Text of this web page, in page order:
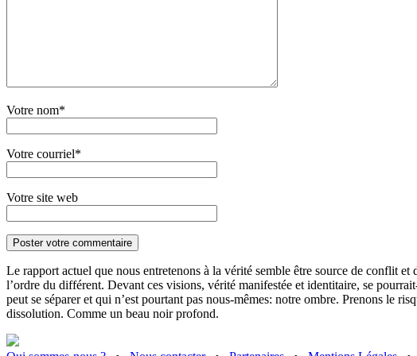
Votre nom*
Votre courriel*
Votre site web
Le rapport actuel que nous entretenons à la vérité semble être source de conflit
l’ordre du différent. Devant ces visions, vérité manifestée et identitaire, se
peut se séparer et qui n’est pourtant pas nous-mêmes: notre ombre. Prenons le
dissolution. Comme un beau noir profond.